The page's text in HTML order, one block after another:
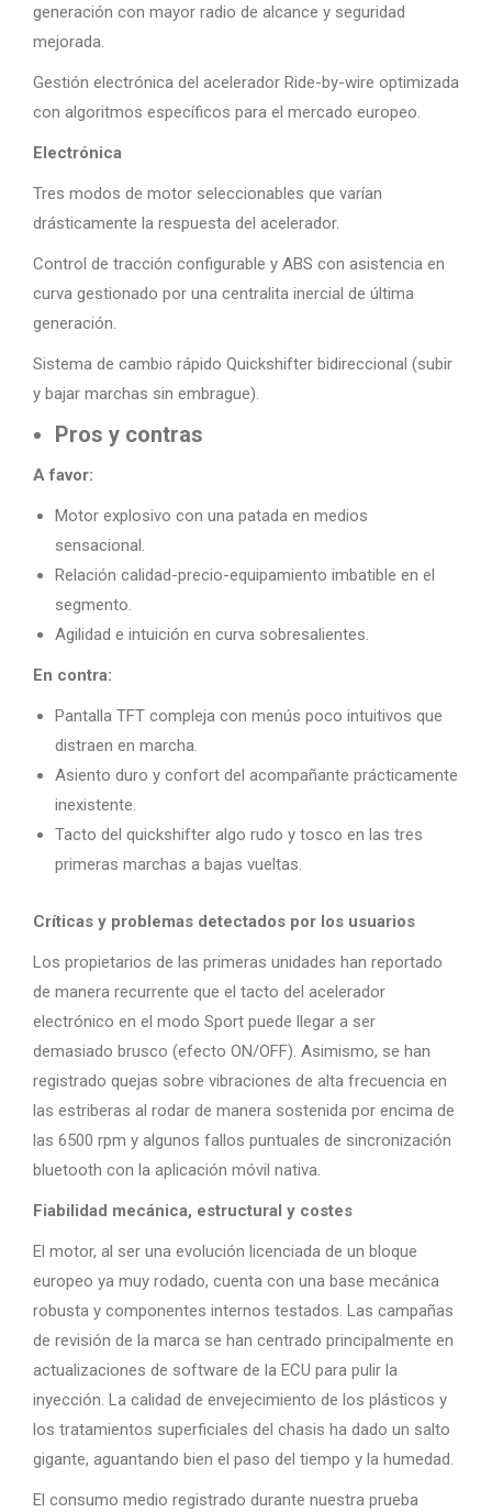
generación con mayor radio de alcance y seguridad
mejorada.
Gestión electrónica del acelerador Ride-by-wire optimizada
con algoritmos específicos para el mercado europeo.
Electrónica
Tres modos de motor seleccionables que varían
drásticamente la respuesta del acelerador.
Control de tracción configurable y ABS con asistencia en
curva gestionado por una centralita inercial de última
generación.
Sistema de cambio rápido Quickshifter bidireccional (subir
y bajar marchas sin embrague).
Pros y contras
A favor:
Motor explosivo con una patada en medios
sensacional.
Relación calidad-precio-equipamiento imbatible en el
segmento.
Agilidad e intuición en curva sobresalientes.
En contra:
Pantalla TFT compleja con menús poco intuitivos que
distraen en marcha.
Asiento duro y confort del acompañante prácticamente
inexistente.
Tacto del quickshifter algo rudo y tosco en las tres
primeras marchas a bajas vueltas.
Críticas y problemas detectados por los usuarios
Los propietarios de las primeras unidades han reportado
de manera recurrente que el tacto del acelerador
electrónico en el modo Sport puede llegar a ser
demasiado brusco (efecto ON/OFF). Asimismo, se han
registrado quejas sobre vibraciones de alta frecuencia en
las estriberas al rodar de manera sostenida por encima de
las 6500 rpm y algunos fallos puntuales de sincronización
bluetooth con la aplicación móvil nativa.
Fiabilidad mecánica, estructural y costes
El motor, al ser una evolución licenciada de un bloque
europeo ya muy rodado, cuenta con una base mecánica
robusta y componentes internos testados. Las campañas
de revisión de la marca se han centrado principalmente en
actualizaciones de software de la ECU para pulir la
inyección. La calidad de envejecimiento de los plásticos y
los tratamientos superficiales del chasis ha dado un salto
gigante, aguantando bien el paso del tiempo y la humedad.
El consumo medio registrado durante nuestra prueba